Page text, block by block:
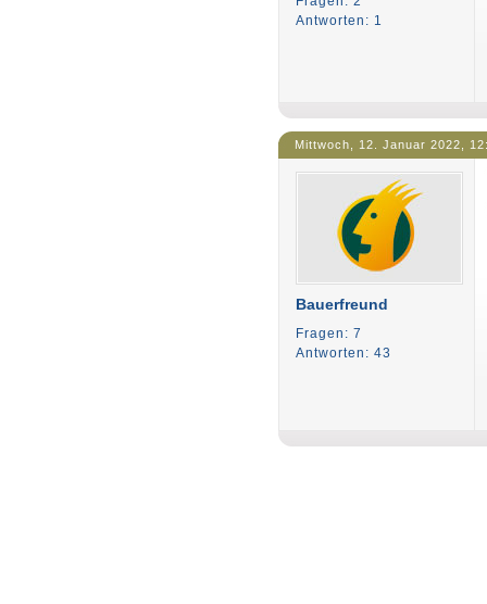
Antworten: 1
Mittwoch, 12. Januar 2022,
Bauerfreund
Fragen: 7
Antworten: 43